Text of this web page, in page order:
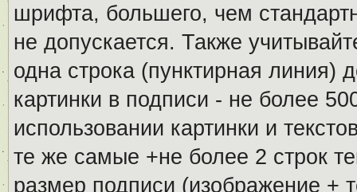
шрифта, большего, чем
не допускается. Также
одна строка (пунктирная линия)
картинки в подписи - не более
использовании картинки и
те же самые +не более 2 строк
размер подписи (изображение +